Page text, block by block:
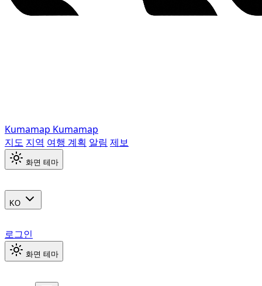
Kumamap Kumamap
지도 지역 여행 계획 알림 제보
화면 테마
KO
로그인
화면 테마